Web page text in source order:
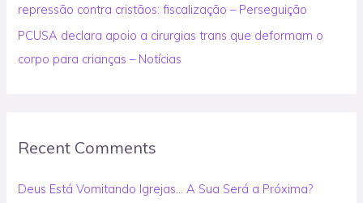
repressão contra cristãos: fiscalização – Perseguição
PCUSA declara apoio a cirurgias trans que deformam o
corpo para crianças – Notícias
Recent Comments
Deus Está Vomitando Igrejas… A Sua Será a Próxima?